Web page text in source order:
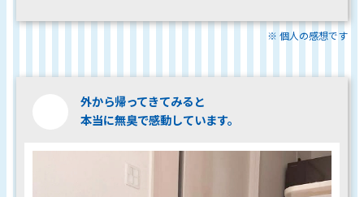
※ 個人の感想です
外から帰ってきてみると
本当に無臭で感動しています。